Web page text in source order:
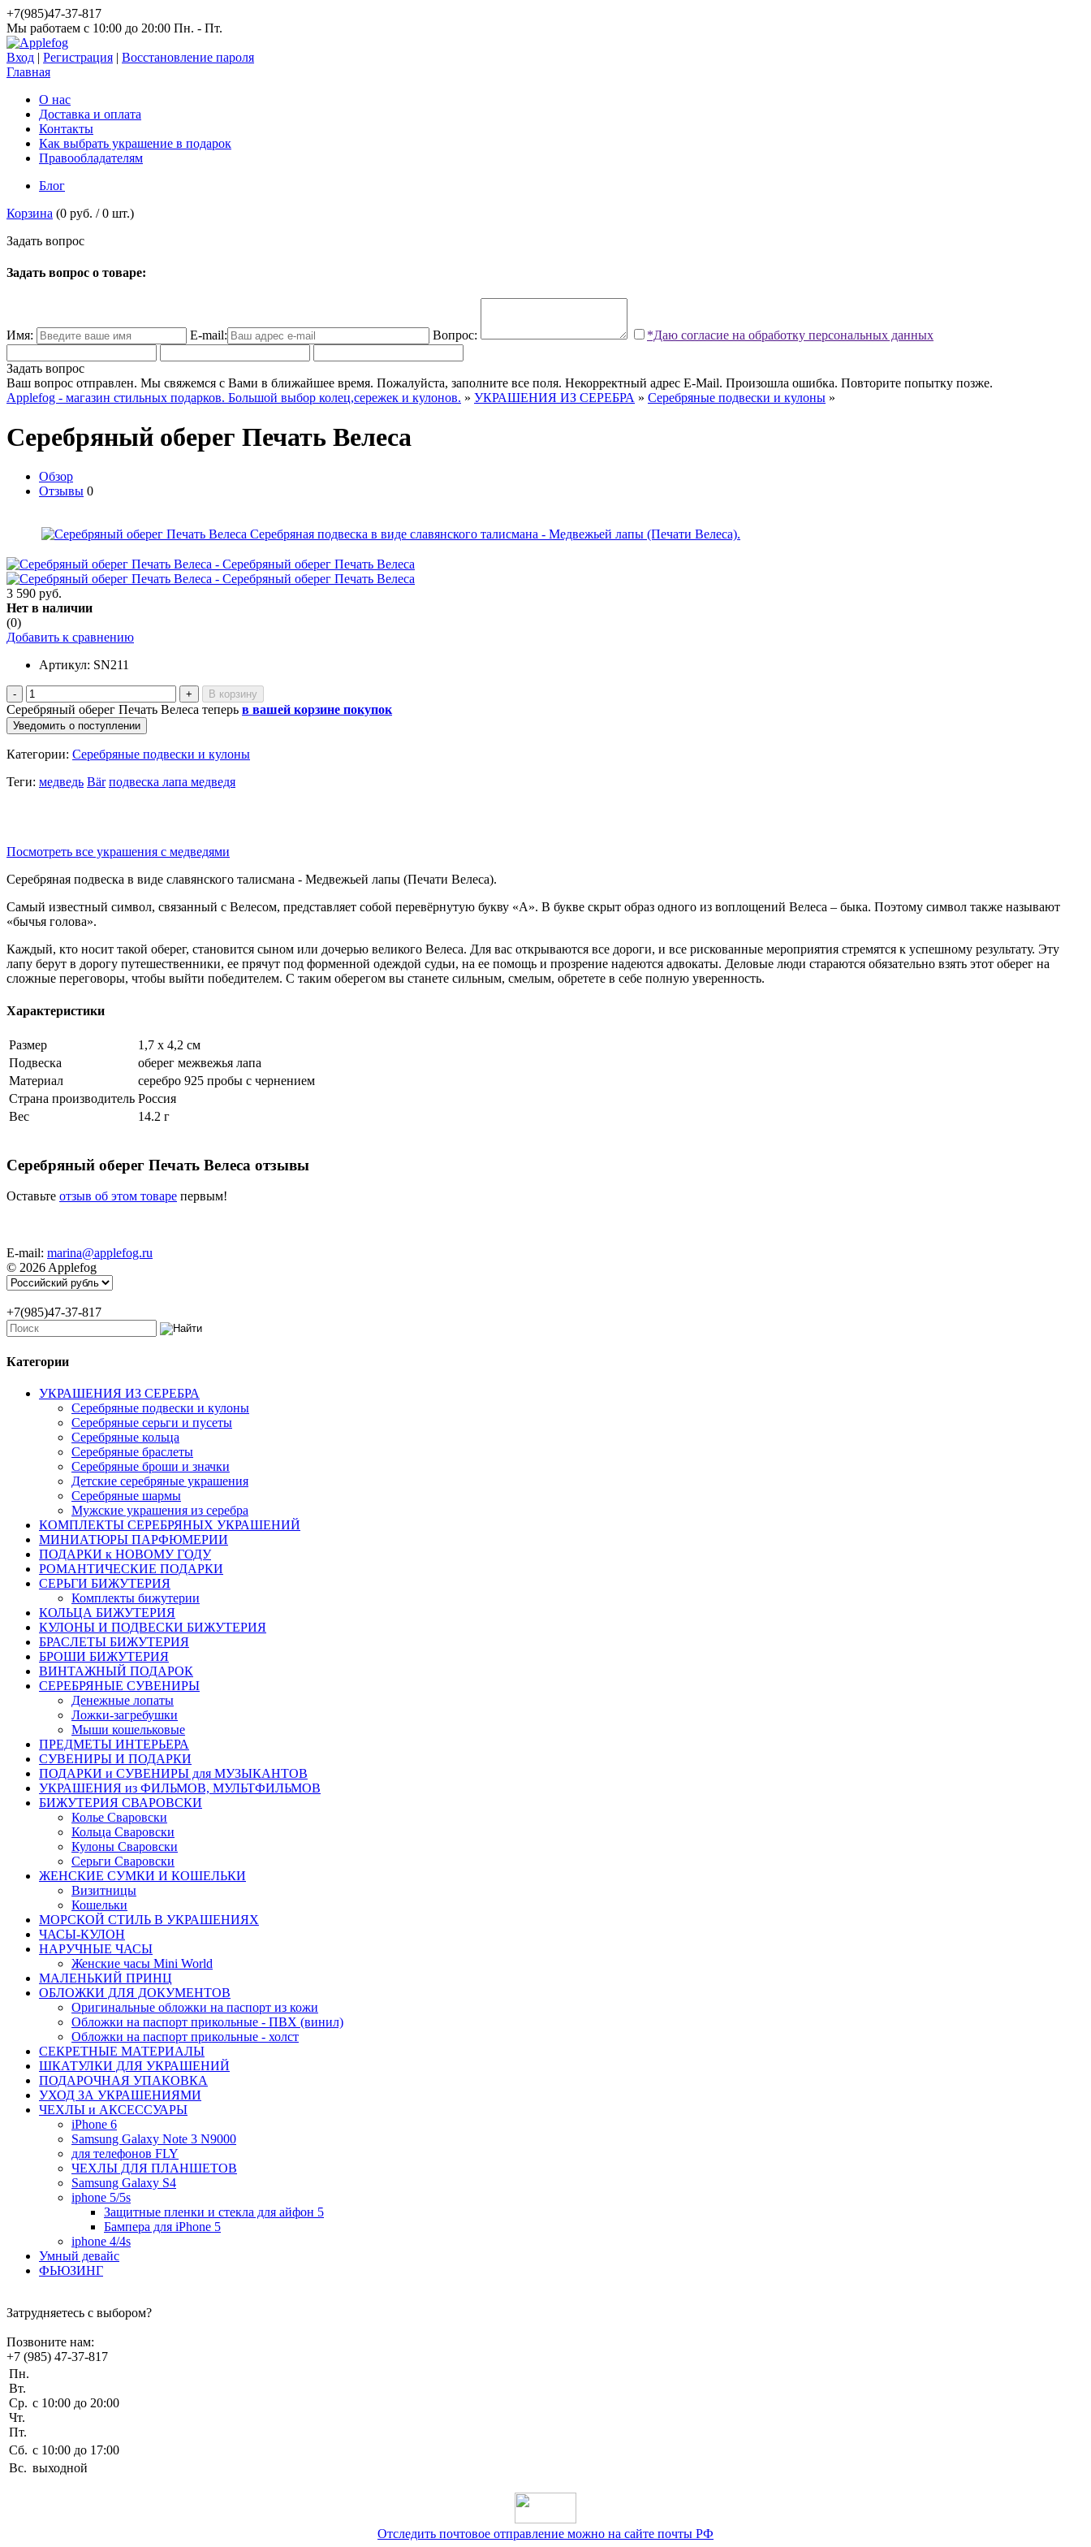
+7(985)47-37-817
Мы работаем c 10:00 до 20:00 Пн. - Пт.
Вход | Регистрация | Восстановление пароля
Главная
О нас
Доставка и оплата
Контакты
Как выбрать украшение в подарок
Правообладателям
Блог
Корзина (0 руб. /0 шт.)
Задать вопрос
Задать вопрос о товаре:
Имя: E-mail: Вопрос: *Даю согласие на обработку персональных данных
Задать вопрос
Ваш вопрос отправлен. Мы свяжемся с Вами в ближайшее время. Пожалуйста, заполните все поля. Некорректный адрес E-Mail. Произошла ошибка. Повторите попытку позже.
Applefog - магазин стильных подарков. Большой выбор колец,сережек и кулонов. » УКРАШЕНИЯ ИЗ СЕРЕБРА » Серебряные подвески и кулоны »
Серебряный оберег Печать Велеса
Обзор
Отзывы 0
3 590 руб.
Нет в наличии
(0)
Добавить к сравнению
Артикул: SN211
- +
Серебряный оберег Печать Велеса теперь в вашей корзине покупок
Уведомить о поступлении
Категории: Серебряные подвески и кулоны
Теги: медведь Bär подвеска лапа медведя
Посмотреть все украшения с медведями
Серебряная подвеска в виде славянского талисмана - Медвежьей лапы (Печати Велеса).
Самый известный символ, связанный с Велесом, представляет собой перевёрнутую букву «А». В букве скрыт образ одного из воплощений Велеса – быка. Поэтому символ также называют
«бычья голова».
Каждый, кто носит такой оберег, становится сыном или дочерью великого Велеса. Для вас открываются все дороги, и все рискованные мероприятия стремятся к успешному результату. Эту
лапу берут в дорогу путешественники, ее прячут под форменной одеждой судьи, на ее помощь и прозрение надеются адвокаты. Деловые люди стараются обязательно взять этот оберег на
сложные переговоры, чтобы выйти победителем. С таким оберегом вы станете сильным, смелым, обретете в себе полную уверенность.
Характеристики
Размер
1,7 х 4,2 см
Подвеска
оберег межвежья лапа
Материал
серебро 925 пробы с чернением
Страна производитель Россия
Вес
14.2 г
Серебряный оберег Печать Велеса отзывы
Оставьте отзыв об этом товаре первым!
E-mail: marina@applefog.ru
© 2026 Applefog
+7(985)47-37-817
Категории
УКРАШЕНИЯ ИЗ СЕРЕБРА
Серебряные подвески и кулоны
Серебряные серьги и пусеты
Серебряные кольца
Серебряные браслеты
Серебряные броши и значки
Детские серебряные украшения
Серебряные шармы
Мужские украшения из серебра
КОМПЛЕКТЫ СЕРЕБРЯНЫХ УКРАШЕНИЙ
МИНИАТЮРЫ ПАРФЮМЕРИИ
ПОДАРКИ к НОВОМУ ГОДУ
РОМАНТИЧЕСКИЕ ПОДАРКИ
СЕРЬГИ БИЖУТЕРИЯ
Комплекты бижутерии
КОЛЬЦА БИЖУТЕРИЯ
КУЛОНЫ И ПОДВЕСКИ БИЖУТЕРИЯ
БРАСЛЕТЫ БИЖУТЕРИЯ
БРОШИ БИЖУТЕРИЯ
ВИНТАЖНЫЙ ПОДАРОК
СЕРЕБРЯНЫЕ СУВЕНИРЫ
Денежные лопаты
Ложки-загребушки
Мыши кошельковые
ПРЕДМЕТЫ ИНТЕРЬЕРА
СУВЕНИРЫ И ПОДАРКИ
ПОДАРКИ и СУВЕНИРЫ для МУЗЫКАНТОВ
УКРАШЕНИЯ из ФИЛЬМОВ, МУЛЬТФИЛЬМОВ
БИЖУТЕРИЯ СВАРОВСКИ
Колье Сваровски
Кольца Сваровски
Кулоны Сваровски
Серьги Сваровски
ЖЕНСКИЕ СУМКИ И КОШЕЛЬКИ
Визитницы
Кошельки
МОРСКОЙ СТИЛЬ В УКРАШЕНИЯХ
ЧАСЫ-КУЛОН
НАРУЧНЫЕ ЧАСЫ
Женские часы Mini World
МАЛЕНЬКИЙ ПРИНЦ
ОБЛОЖКИ ДЛЯ ДОКУМЕНТОВ
Оригинальные обложки на паспорт из кожи
Обложки на паспорт прикольные - ПВХ (винил)
Обложки на паспорт прикольные - холст
СЕКРЕТНЫЕ МАТЕРИАЛЫ
ШКАТУЛКИ ДЛЯ УКРАШЕНИЙ
ПОДАРОЧНАЯ УПАКОВКА
УХОД ЗА УКРАШЕНИЯМИ
ЧEХЛЫ и АКСЕССУАРЫ
iPhone 6
Samsung Galaxy Note 3 N9000
для телефонов FLY
ЧЕХЛЫ ДЛЯ ПЛАНШЕТОВ
Samsung Galaxy S4
iphone 5/5s
Защитные пленки и стекла для айфон 5
Бампера для iPhone 5
iphone 4/4s
Умный девайс
ФЬЮЗИНГ
Затрудняетесь с выбором?
Позвоните нам:
+7 (985) 47-37-817
Пн.
Вт.
Ср.
Чт.
Пт.
c 10:00 до 20:00
Сб. c 10:00 до 17:00
Вс. выходной
Отследить почтовое отправление можно на сайте почты РФ